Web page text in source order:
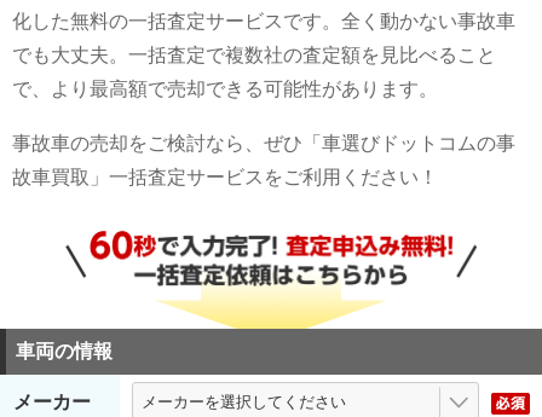
化した無料の一括査定サービスです。全く動かない事故車
でも大丈夫。一括査定で複数社の査定額を見比べること
で、より最高額で売却できる可能性があります。
事故車の売却をご検討なら、ぜひ「車選びドットコムの事
故車買取」一括査定サービスをご利用ください！
車両の情報
メーカー